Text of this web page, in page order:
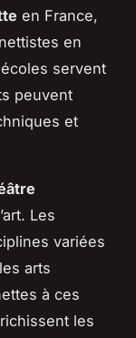
en France,
en
servent
peuvent
et
Les
variées
arts
à ces
les